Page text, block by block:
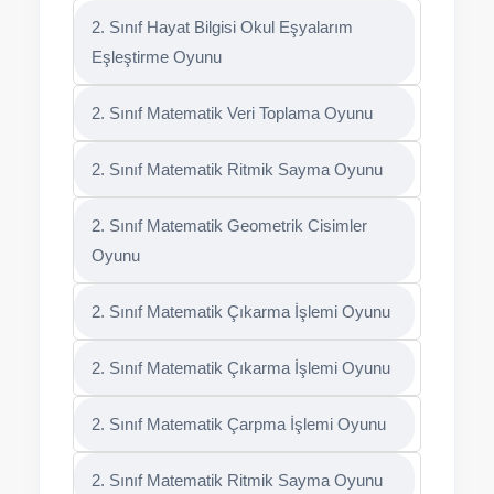
2. Sınıf Hayat Bilgisi Okul Eşyalarım
Eşleştirme Oyunu
2. Sınıf Matematik Veri Toplama Oyunu
2. Sınıf Matematik Ritmik Sayma Oyunu
2. Sınıf Matematik Geometrik Cisimler
Oyunu
2. Sınıf Matematik Çıkarma İşlemi Oyunu
2. Sınıf Matematik Çıkarma İşlemi Oyunu
2. Sınıf Matematik Çarpma İşlemi Oyunu
2. Sınıf Matematik Ritmik Sayma Oyunu